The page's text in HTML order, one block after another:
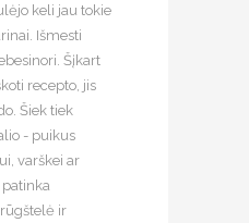
keli jau tokie
Išmesti
Šįkart
recepto, jis
Šiek tiek
- puikus
varškei ar
ir